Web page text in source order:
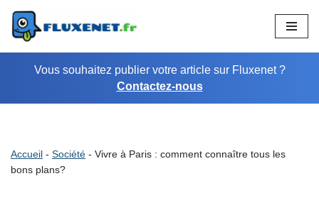
Aller
au
contenuVous souhaitez publier votre article sur Fluxenet ?
Contactez-nous
Accueil - Société - Vivre à Paris : comment connaître tous les
bons plans?